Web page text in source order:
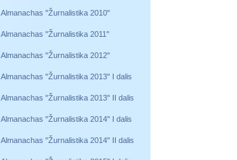
Almanachas "Žurnalistika 2010"
Almanachas "Žurnalistika 2011"
Almanachas "Žurnalistika 2012"
Almanachas "Žurnalistika 2013" I dalis
Almanachas "Žurnalistika 2013" II dalis
Almanachas "Žurnalistika 2014" I dalis
Almanachas "Žurnalistika 2014" II dalis